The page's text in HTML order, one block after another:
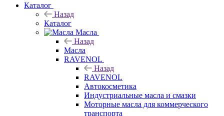
Каталог
Назад
Каталог
Масла
Назад
Масла
RAVENOL
Назад
RAVENOL
Автокосметика
Индустриальные масла и смазки
Моторные масла для коммерческого
транспорта